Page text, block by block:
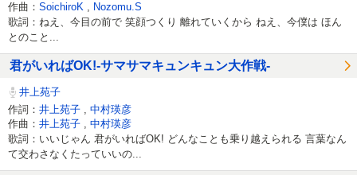
作曲： SoichiroK Nozomu.S
歌詞：ねえ、今目の前で 笑顔つくり 離れていくから ねえ、今僕は ほん
とのこと...
君がいればOK!-サマサマキュンキュン大作戦-
井上苑子
作詞： 井上苑子
中村瑛彦
作曲： 井上苑子 中村瑛彦
歌詞：いいじゃん 君がいればOK! どんなことも乗り越えられる 言葉なん
て交わさなくたっていいの...